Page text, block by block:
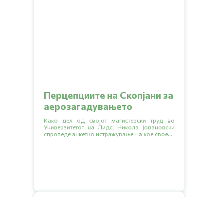
Перцепциите на Скопјани за
аерозагадувањето
Како дел од својот магистерски труд во
Универзитетот на Лидс, Никола Јовановски
спроведе анкетно истражување на кое своето